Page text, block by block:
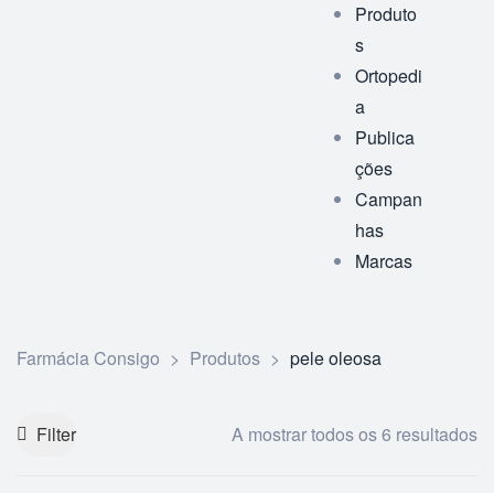
Produto
s
Ortopedi
a
Publica
ções
Campan
has
Marcas
Farmácia Consigo > Produtos > pele oleosa
Filter A mostrar todos os 6 resultados